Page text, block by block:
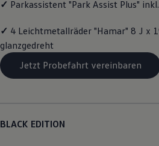
Volkswagen
Assistenzsysteme
Live Beratung
Magazin
Pannen- und Unfallhilfe
✓ Parkassistent "Park Assist Plus"
✓ 4 Leichtmetallräder "Hamar" 8 J x
glanzgedreht
Jetzt Probefahrt vereinbaren
BLACK EDITION